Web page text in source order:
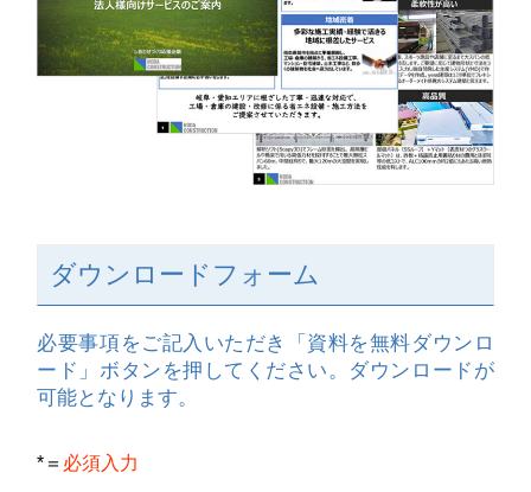
ダウンロードフォーム
必要事項をご記入いただき「資料を無料ダウンロ
ード」ボタンを押してください。ダウンロードが
可能となります。
*＝ 必須入力